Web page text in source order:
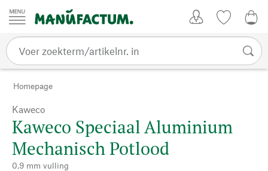
Passer au contenu
Homepage
Kaweco
Kaweco Speciaal Aluminium
Mechanisch Potlood
0,9 mm vulling